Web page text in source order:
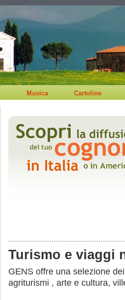
Musica Cartoline
Turismo e viaggi
GENS offre una selezione
agriturismi , arte e cultura,